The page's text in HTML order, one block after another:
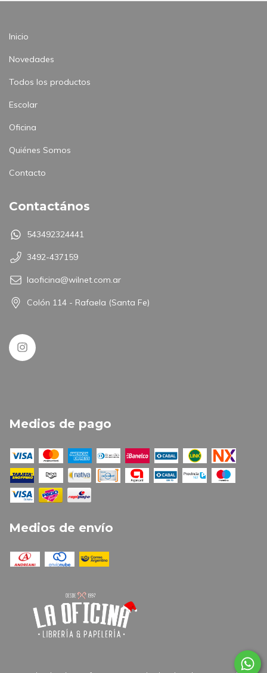
Inicio
Novedades
Todos los productos
Escolar
Oficina
Quiénes Somos
Contacto
Contactános
543492324441
3492-437159
laoficina@wilnet.com.ar
Colón 114 - Rafaela (Santa Fe)
Medios de pago
Medios de envío